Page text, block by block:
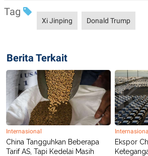
AG
E
K
O
N
T
N
T
L
I
P
S
U
S
JARINGAN
Tag
Xi Jinping Donald Trump
Berita Terkait
Internasional
China Tangguhkan Beberapa
Tarif AS, Tapi Kedelai Masih
Internasional
Ekspor